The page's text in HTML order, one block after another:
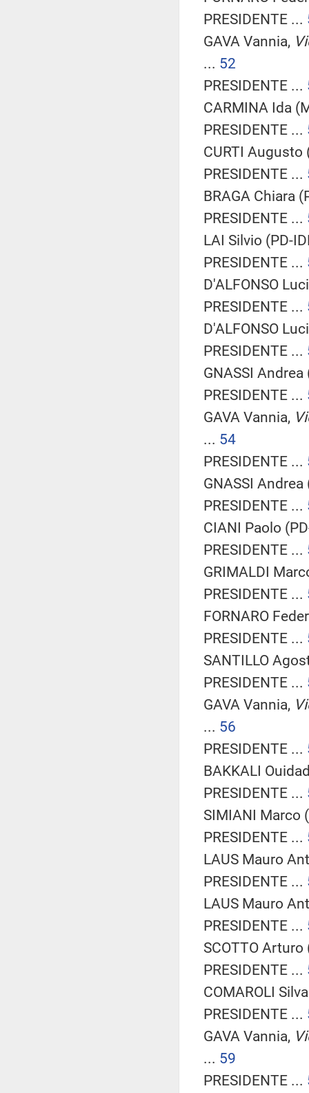
PRESIDENTE ...
GAVA Vannia,
... 52
PRESIDENTE ...
CARMINA Ida
PRESIDENTE ...
CURTI Augusto
PRESIDENTE ...
BRAGA Chiara
PRESIDENTE ...
LAI Silvio (PD-
PRESIDENTE ...
D'ALFONSO
PRESIDENTE ...
D'ALFONSO
PRESIDENTE ...
GNASSI
PRESIDENTE ...
GAVA Vannia,
... 54
PRESIDENTE ...
GNASSI
PRESIDENTE ...
CIANI Paolo
PRESIDENTE ...
GRIMALDI
PRESIDENTE ...
FORNARO
PRESIDENTE ...
SANTILLO
PRESIDENTE ...
GAVA Vannia,
... 56
PRESIDENTE ...
BAKKALI
PRESIDENTE ...
SIMIANI Marco
PRESIDENTE ...
LAUS Mauro
PRESIDENTE ...
LAUS Mauro
PRESIDENTE ...
SCOTTO
PRESIDENTE ...
COMAROLI
PRESIDENTE ...
GAVA Vannia,
... 59
PRESIDENTE ...